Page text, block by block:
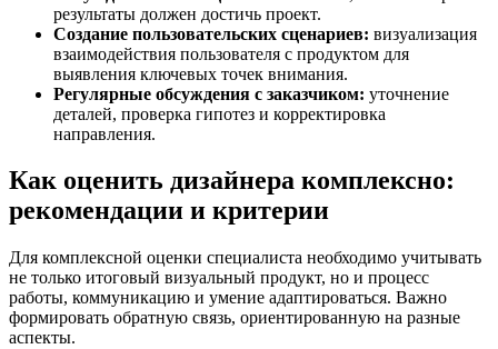
результаты должен достичь проект.
Создание пользовательских сценариев: визуализация
взаимодействия пользователя с продуктом для
выявления ключевых точек внимания.
Регулярные обсуждения с заказчиком: уточнение
деталей, проверка гипотез и корректировка
направления.
Как оценить дизайнера комплексно:
рекомендации и критерии
Для комплексной оценки специалиста необходимо учитывать
не только итоговый визуальный продукт, но и процесс
работы, коммуникацию и умение адаптироваться. Важно
формировать обратную связь, ориентированную на разные
аспекты.